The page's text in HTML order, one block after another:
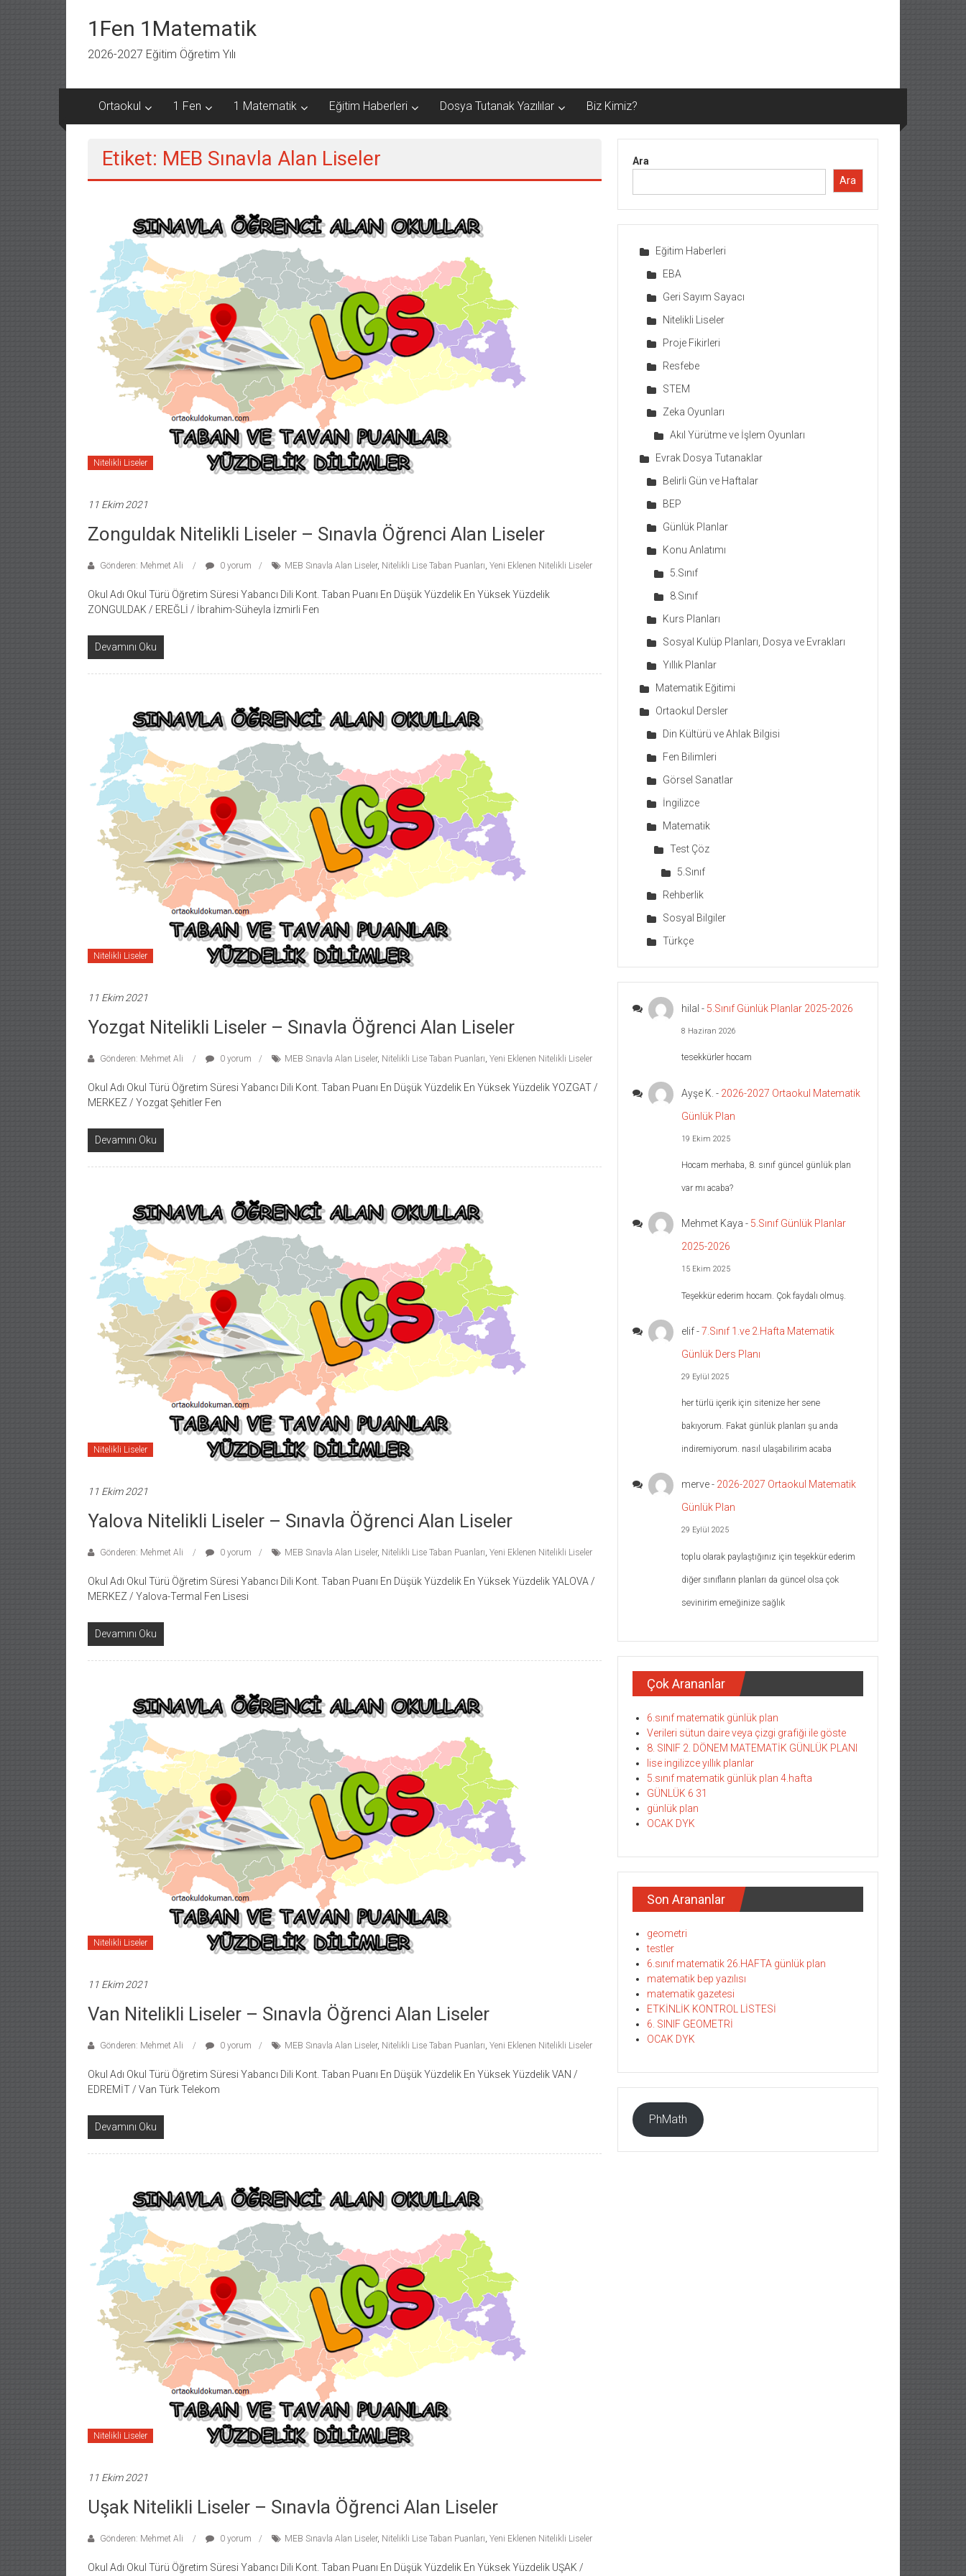
1Fen 1Matematik
2026-2027 Eğitim Öğretim Yılı
Ortaokul 1 Fen 1 Matematik Eğitim Haberleri Dosya Tutanak Yazılılar Biz Kimiz?
Etiket: MEB Sınavla Alan Liseler
Nitelikli Liseler
11 Ekim 2021
Zonguldak Nitelikli Liseler – Sınavla Öğrenci Alan Liseler
Gönderen: Mehmet Ali 0 yorum MEB Sınavla Alan Liseler, Nitelikli Lise Taban Puanları, Yeni Eklenen Nitelikli Liseler
Okul Adı Okul Türü Öğretim Süresi Yabancı Dili Kont. Taban Puanı En Düşük Yüzdelik En Yüksek Yüzdelik
ZONGULDAK / EREĞLİ / İbrahim-Süheyla İzmirli Fen
Devamını Oku
Nitelikli Liseler
11 Ekim 2021
Yozgat Nitelikli Liseler – Sınavla Öğrenci Alan Liseler
Gönderen: Mehmet Ali 0 yorum MEB Sınavla Alan Liseler, Nitelikli Lise Taban Puanları, Yeni Eklenen Nitelikli Liseler
Okul Adı Okul Türü Öğretim Süresi Yabancı Dili Kont. Taban Puanı En Düşük Yüzdelik En Yüksek Yüzdelik YOZGAT /
MERKEZ / Yozgat Şehitler Fen
Devamını Oku
Nitelikli Liseler
11 Ekim 2021
Yalova Nitelikli Liseler – Sınavla Öğrenci Alan Liseler
Gönderen: Mehmet Ali 0 yorum MEB Sınavla Alan Liseler, Nitelikli Lise Taban Puanları Yeni Eklenen Nitelikli Liseler
Okul Adı Okul Türü Öğretim Süresi Yabancı Dili Kont. Taban Puanı En Düşük Yüzdelik En Yüksek Yüzdelik YALOVA /
MERKEZ / Yalova-Termal Fen Lisesi
Devamını Oku
Nitelikli Liseler
11 Ekim 2021
Van Nitelikli Liseler – Sınavla Öğrenci Alan Liseler
Gönderen: Mehmet Ali 0 yorum MEB Sınavla Alan Liseler, Nitelikli Lise Taban Puanları Yeni Eklenen Nitelikli Liseler
Okul Adı Okul Türü Öğretim Süresi Yabancı Dili Kont. Taban Puanı En Düşük Yüzdelik En Yüksek Yüzdelik VAN /
EDREMİT / Van Türk Telekom
Devamını Oku
Nitelikli Liseler
11 Ekim 2021
Uşak Nitelikli Liseler – Sınavla Öğrenci Alan Liseler
Gönderen: Mehmet Ali 0 yorum MEB Sınavla Alan Liseler, Nitelikli Lise Taban Puanları, Yeni Eklenen Nitelikli Liseler
Okul Adı Okul Türü Öğretim Süresi Yabancı Dili Kont. Taban Puanı En Düşük Yüzdelik En Yüksek Yüzdelik UŞAK /
Ara
Ara
Eğitim Haberleri
EBA
Geri Sayım Sayacı
Nitelikli Liseler
Proje Fikirleri
Resfebe
STEM
Zeka Oyunları
Akıl Yürütme ve İşlem Oyunları
Evrak Dosya Tutanaklar
Belirli Gün ve Haftalar
BEP
Günlük Planlar
Konu Anlatımı
5.Sınıf
8.Sınıf
Kurs Planları
Sosyal Kulüp Planları, Dosya ve Evrakları
Yıllık Planlar
Matematik Eğitimi
Ortaokul Dersler
Din Kültürü ve Ahlak Bilgisi
Fen Bilimleri
Görsel Sanatlar
İngilizce
Matematik
Test Çöz
5.Sınıf
Rehberlik
Sosyal Bilgiler
Türkçe
hilal - 5.Sınıf Günlük Planlar 2025-2026
8 Haziran 2026
tesekkürler hocam
Ayşe K. - 2026-2027 Ortaokul Matematik
Günlük Plan
19 Ekim 2025
Hocam merhaba, 8. sınıf güncel günlük plan
var mı acaba?
Mehmet Kaya - 5.Sınıf Günlük Planlar
2025-2026
15 Ekim 2025
Teşekkür ederim hocam. Çok faydalı olmuş.
elif-7.Sınıf 1.ve 2.Hafta Matematik
Günlük Ders Planı
29 Eylül 2025
her türlü içerik için sitenize her sene
bakıyorum. Fakat günlük planları şu anda
indiremiyorum. nasıl ulaşabilirim acaba
merve- 2026-2027 Ortaokul Matematik
Günlük Plan
29 Eylül 2025
toplu olarak paylaştığınız için teşekkür ederim
diğer sınıfların planları da güncel olsa çok
sevinirim emeğinize sağlık
Çok Arananlar
6.sınıf matematik günlük plan
Verileri sütun daire veya çizgi grafiği ile göste
8. SINIF 2. DÖNEM MATEMATİK GÜNLÜK PLANI
lise ingilizce yıllık planlar
5.sınıf matematik günlük plan 4.hafta
GÜNLÜK 6 31
günlük plan
OCAK DYK
Son Arananlar
geometri
testler
6.sınıf matematik 26.HAFTA günlük plan
matematik bep yazılısı
matematik gazetesi
ETKİNLİK KONTROL LİSTESİ
6. SINIF GEOMETRİ
OCAK DYK
PhMath